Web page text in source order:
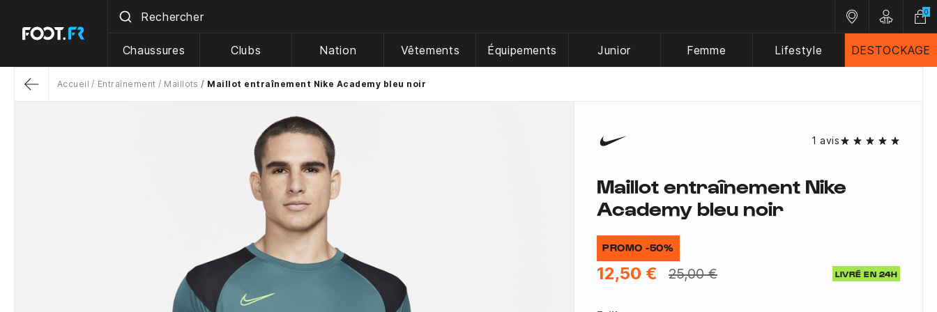
Nos magasins
Customer
0
Chaussures Clubs Nation Vêtements Équipements Junior Femme Lifestyle DESTOCKAGE
Accueil Entraînement Maillots Maillot entraînement Nike Academy bleu noir
1 avis
Maillot entraînement Nike
Academy bleu noir
PROMO -50%
12,50 € 25,00 € LIVRÉ EN 24H